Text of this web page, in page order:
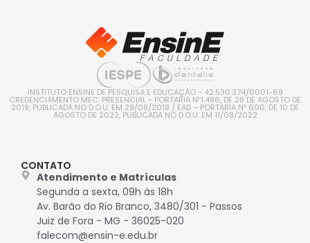
INSTITUTO ENSINE DE PESQUISA E EDUCAÇÃO - 42.530.374/0001-69
CREDENCIAMENTO MEC: PRESENCIAL - PORTARIA Nº1.486, DE 28 DE AGOSTO DE
2019, PUBLICADA NO D.O.U. EM 29/08/2019 / EAD – PORTARIA Nº 600, DE 10 DE
AGOSTO DE 2022, PUBLICADA NO D.O.U. EM 11/08/2022
CONTATO
Atendimento e Matrículas
Segunda a sexta, 09h às 18h
Av. Barão do Rio Branco, 3480/301 - Passos
Juiz de Fora - MG - 36025-020
falecom@ensin-e.edu.br